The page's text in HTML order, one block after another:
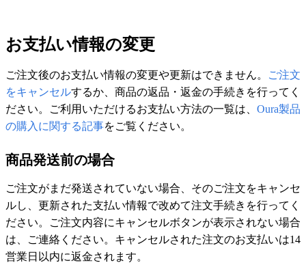
お支払い情報の変更
ご注文後のお支払い情報の変更や更新はできません。
ご注文
をキャンセルするか、商品の返品・返金の手続きを行ってく
ださい。ご利用いただけるお支払い方法の一覧は、 Oura製品
の購入に関する記事をご覧ください。
商品発送前の場合
ご注文がまだ発送されていない場合、そのご注文をキャンセ
ルし、更新された支払い情報で改めて注文手続きを行ってく
ださい。ご注文内容にキャンセルボタンが表示されない場合
は、ご連絡ください。キャンセルされた注文のお支払いは14
営業日以内に返金されます。